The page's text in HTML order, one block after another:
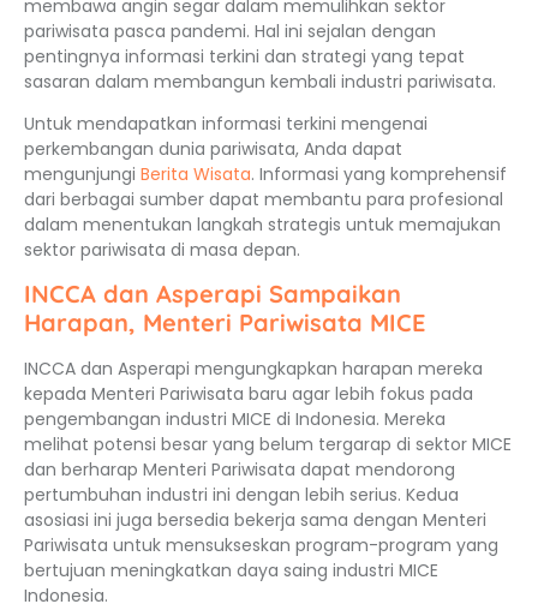
membawa angin segar dalam memulihkan sektor
pariwisata pasca pandemi. Hal ini sejalan dengan
pentingnya informasi terkini dan strategi yang tepat
sasaran dalam membangun kembali industri pariwisata.
Untuk mendapatkan informasi terkini mengenai
perkembangan dunia pariwisata, Anda dapat
mengunjungi Berita Wisata. Informasi yang komprehensif
dari berbagai sumber dapat membantu para profesional
dalam menentukan langkah strategis untuk memajukan
sektor pariwisata di masa depan.
INCCA dan Asperapi Sampaikan
Harapan, Menteri Pariwisata MICE
INCCA dan Asperapi mengungkapkan harapan mereka
kepada Menteri Pariwisata baru agar lebih fokus pada
pengembangan industri MICE di Indonesia. Mereka
melihat potensi besar yang belum tergarap di sektor MICE
dan berharap Menteri Pariwisata dapat mendorong
pertumbuhan industri ini dengan lebih serius. Kedua
asosiasi ini juga bersedia bekerja sama dengan Menteri
Pariwisata untuk mensukseskan program-program yang
bertujuan meningkatkan daya saing industri MICE
Indonesia.